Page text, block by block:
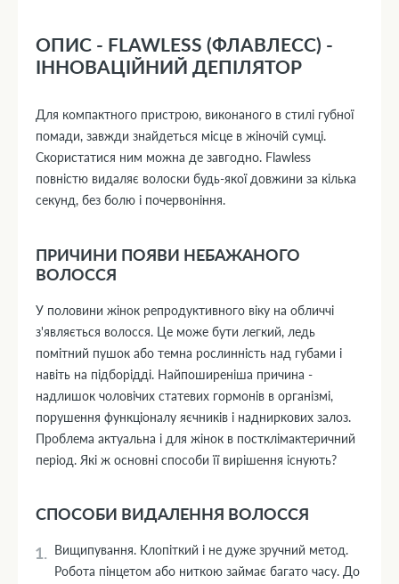
ОПИС - FLAWLESS (ФЛАВЛЕСС) -
ІННОВАЦІЙНИЙ ДЕПІЛЯТОР
Для компактного пристрою, виконаного в стилі губної
помади, завжди знайдеться місце в жіночій сумці.
Скористатися ним можна де завгодно. Flawless
повністю видаляє волоски будь-якої довжини за кілька
секунд, без болю і почервоніння.
ПРИЧИНИ ПОЯВИ НЕБАЖАНОГО
ВОЛОССЯ
У половини жінок репродуктивного віку на обличчі
з'являється волосся. Це може бути легкий, ледь
помітний пушок або темна рослинність над губами і
навіть на підборідді. Найпоширеніша причина -
надлишок чоловічих статевих гормонів в організмі,
порушення функціоналу яєчників і надниркових залоз.
Проблема актуальна і для жінок в постклімактеричний
період. Які ж основні способи її вирішення існують?
СПОСОБИ ВИДАЛЕННЯ ВОЛОССЯ
Вищипування. Клопіткий і не дуже зручний метод.
Робота пінцетом або ниткою займає багато часу. До